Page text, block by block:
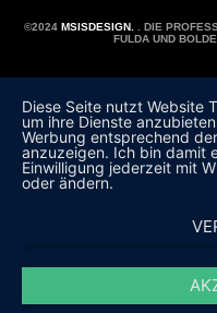
©2024 MSISDESIGN.
. DIE
FULDA UND
Diese Seite nutzt Website
um ihre Dienste
Werbung entsprechend
anzuzeigen. Ich bin damit
Einwilligung jederzeit mit
oder ändern.